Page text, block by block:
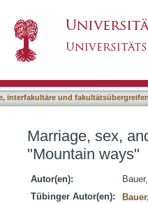
interfakultäre und
Marriage, sex,
"Mountain ways"
Autor(en):
Tübinger Autor(en):